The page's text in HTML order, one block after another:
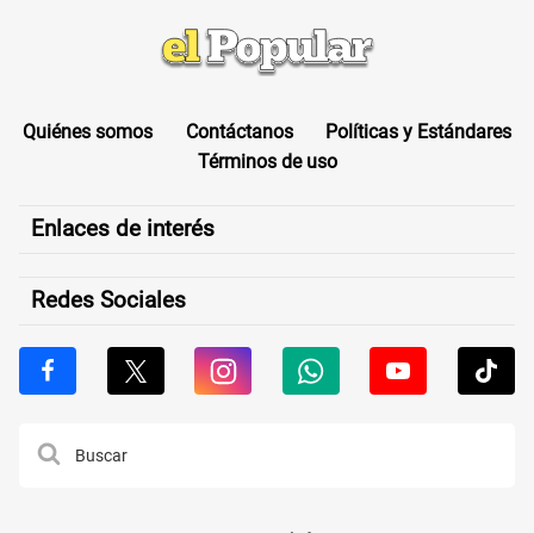
Quiénes somos Contáctanos
Políticas y Estándares
Términos de uso
Enlaces de interés
Redes Sociales